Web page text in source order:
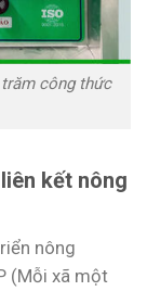
công thức
kết nông
nông
(Mỗi xã một